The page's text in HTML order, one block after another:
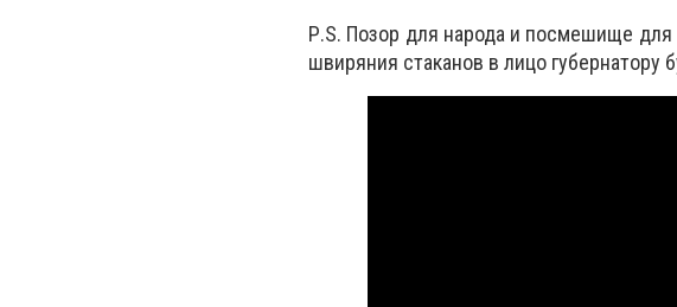
Р.S. Позор для народа и посмешище для
швиряния стаканов в лицо губернатору